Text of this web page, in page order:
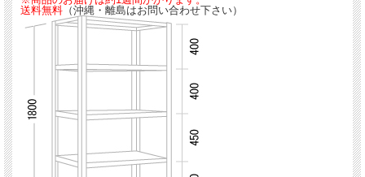
送料無料 （沖縄・離島はお問い合わせ下さい）